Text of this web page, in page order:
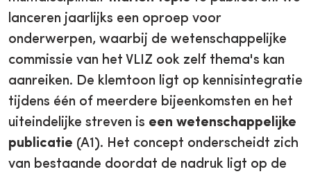
lanceren jaarlijks een oproep voor
onderwerpen, waarbij de wetenschappelijke
commissie van het VLIZ ook zelf thema's kan
aanreiken. De klemtoon ligt op kennisintegratie
tijdens één of meerdere bijeenkomsten en het
uiteindelijke streven is een wetenschappelijke
publicatie (A1). Het concept onderscheidt zich
van bestaande doordat de nadruk ligt op de